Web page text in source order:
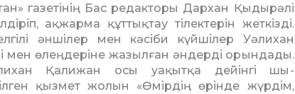
газеті­нің Бас редакторы Дархан Қы­дырәлі
ақ­жарма құттықтау тілектерін жеткізді.
ән­шілер мен кәсіби күйшілер Уәлихан
мен өлеңдеріне жазылған әндерді орын­дады.
Қа­лижан осы уақытқа дейінгі шы­
қызмет жолын «Өмірдің өрінде жүрдім,